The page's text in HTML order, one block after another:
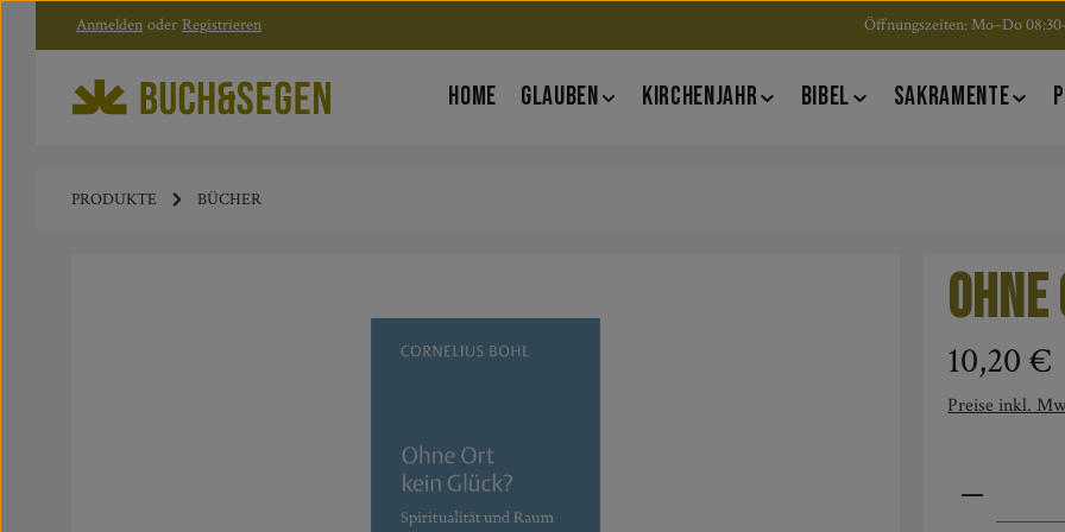
Zum Hauptinhalt springen
Zur Hauptnavigation springen
Anmelden oder Registrieren Öffnungszeiten: Mo–Do
HOME GLAUBEN KIRCHENJAHR BIBEL SAKRAMENTE
PRODUKTE BÜCHER
Regulärer
10,20 €
Preise inkl.
Produkt